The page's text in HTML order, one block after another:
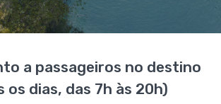
a passageiros no destino
os dias, das 7h às 20h)